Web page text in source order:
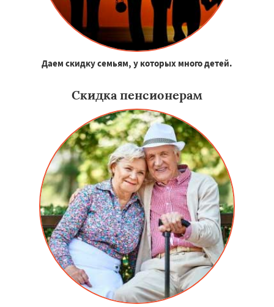
Даем скидку семьям, у которых много детей.
Скидка пенсионерам